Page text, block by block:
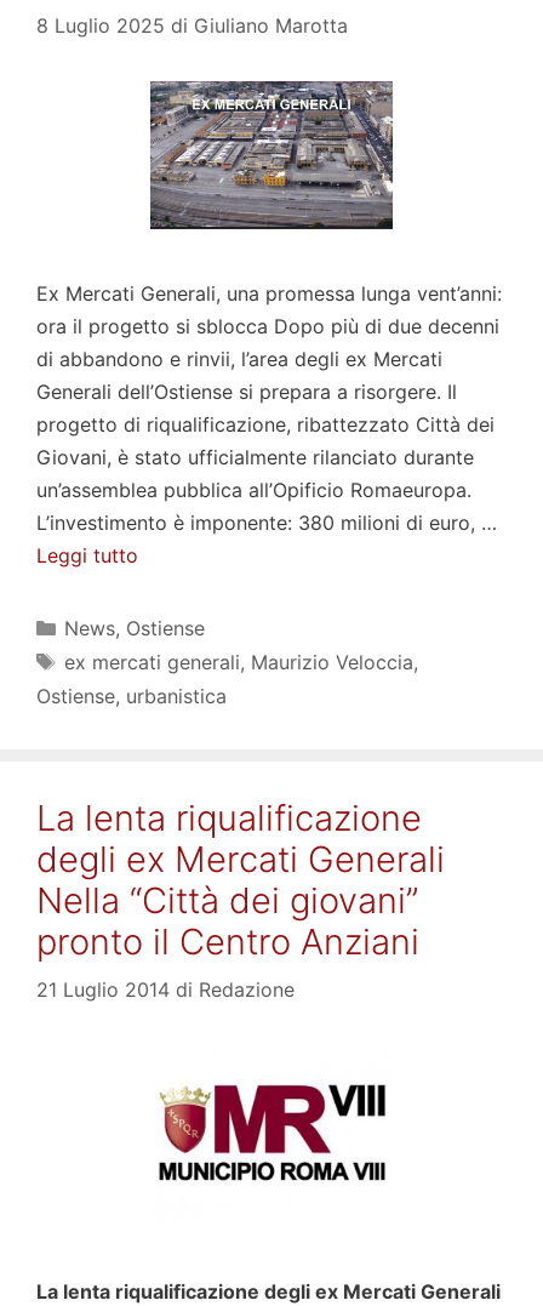
8 Luglio 2025 di Giuliano Marotta
Ex Mercati Generali, una promessa lunga vent’anni:
ora il progetto si sblocca Dopo più di due decenni
di abbandono e rinvii, l’area degli ex Mercati
Generali dell’Ostiense si prepara a risorgere. Il
progetto di riqualificazione, ribattezzato Città dei
Giovani, è stato ufficialmente rilanciato durante
un’assemblea pubblica all’Opificio Romaeuropa.
L’investimento è imponente: 380 milioni di euro, …
Leggi tutto
Categorie
News, Ostiense
Tag
ex mercati generali, Maurizio Veloccia,
Ostiense, urbanistica
La lenta riqualificazione
degli ex Mercati Generali
Nella “Città dei giovani”
pronto il Centro Anziani
21 Luglio 2014 di Redazione
La lenta riqualificazione degli ex Mercati Generali